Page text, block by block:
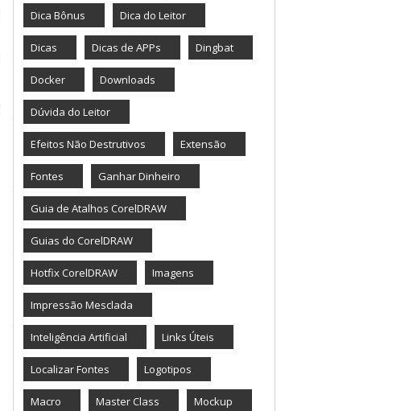
Dica Bônus Dica do Leitor
Dicas Dicas de APPs Dingbat
Docker Downloads
Dúvida do Leitor
Efeitos Não Destrutivos Extensão
Fontes Ganhar Dinheiro
Guia de Atalhos CorelDRAW
Guias do CorelDRAW
Hotfix CorelDRAW Imagens
Impressão Mesclada
Inteligência Artificial Links Úteis
Localizar Fontes Logotipos
Macro Master Class Mockup